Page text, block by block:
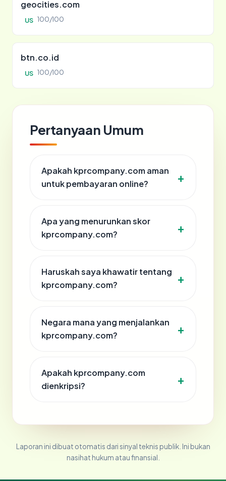
geocities.com
US 100/100
btn.co.id
US 100/100
Pertanyaan Umum
Apakah kprcompany.com aman
untuk pembayaran online?
Apa yang menurunkan skor
kprcompany.com?
Haruskah saya khawatir tentang
kprcompany.com?
Negara mana yang menjalankan
kprcompany.com?
Apakah kprcompany.com
dienkripsi?
Laporan ini dibuat otomatis dari sinyal teknis publik. Ini bukan
nasihat hukum atau finansial.